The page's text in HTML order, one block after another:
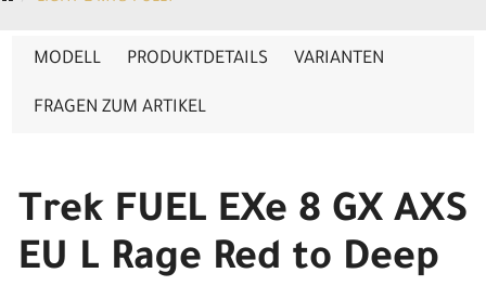
MODELL PRODUKTDETAILS VARIANTEN
FRAGEN ZUM ARTIKEL
Trek FUEL EXe 8 GX AXS
EU L Rage Red to Deep